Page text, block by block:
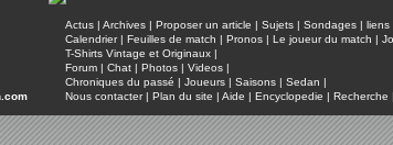
Actus | Archives | Proposer un article | Sujets | Sondages | liens
Calendrier| Feuilles de match | Pronos | Le joueur du match |
T-Shirts Vintage et Originaux |
Forum | Chat | Photos | Videos |
Chroniques du passé | Joueurs | Saisons | Sedan |
Nous contacter| Plan du site | Aide | Encyclopedie | Recherche